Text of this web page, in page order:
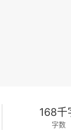
168千
字数